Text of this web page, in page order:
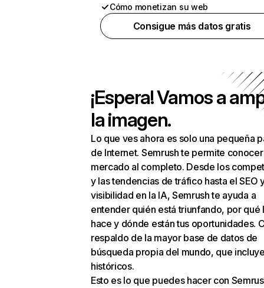
Cómo monetizan su web
Consigue más datos gratis
¡Espera! Vamos a
la imagen.
Lo que ves ahora es solo una pequeña
de Internet. Semrush te permite
mercado al completo. Desde los
y las tendencias de tráfico hasta el SEO
visibilidad en la IA, Semrush te ayuda a
entender quién está triunfando, por qué
hace y dónde están tus oportunidades.
respaldo de la mayor base de datos de
búsqueda propia del mundo, que
históricos.
Esto es lo que puedes hacer con